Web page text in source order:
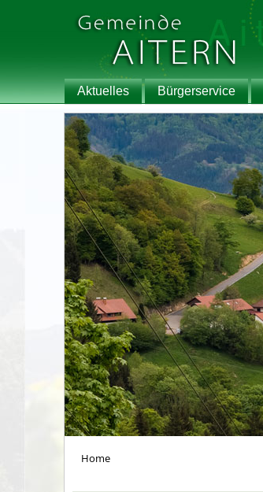
Aktuelles Bürgerservice
Home